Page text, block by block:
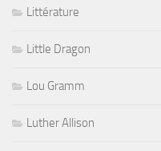
Littérature
Little Dragon
Lou Gramm
Luther Allison